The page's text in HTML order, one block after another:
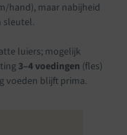
hand), maar nabijheid
sleutel.
luiers; mogelijk
3–4 voedingen (fles)
voeden blijft prima.